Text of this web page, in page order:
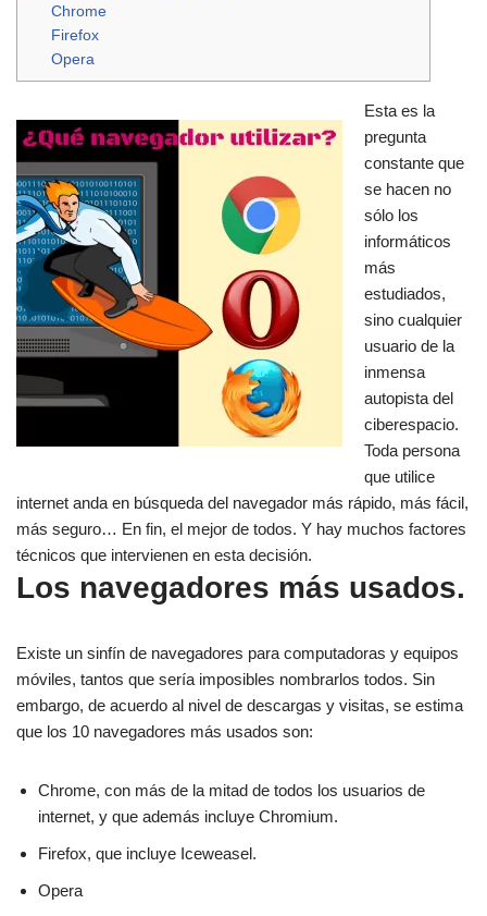
Chrome
Firefox
Opera
Esta es la
pregunta
constante que
se hacen no
sólo los
informáticos
más
estudiados,
sino cualquier
usuario de la
inmensa
autopista del
ciberespacio.
Toda persona
que utilice
internet anda en búsqueda del navegador más rápido, más fácil,
más seguro… En fin, el mejor de todos. Y hay muchos factores
técnicos que intervienen en esta decisión.
Los navegadores más usados.
Existe un sinfín de navegadores para computadoras y equipos
móviles, tantos que sería imposibles nombrarlos todos. Sin
embargo, de acuerdo al nivel de descargas y visitas, se estima
que los 10 navegadores más usados son:
Chrome, con más de la mitad de todos los usuarios de
internet, y que además incluye Chromium.
Firefox, que incluye Iceweasel.
Opera